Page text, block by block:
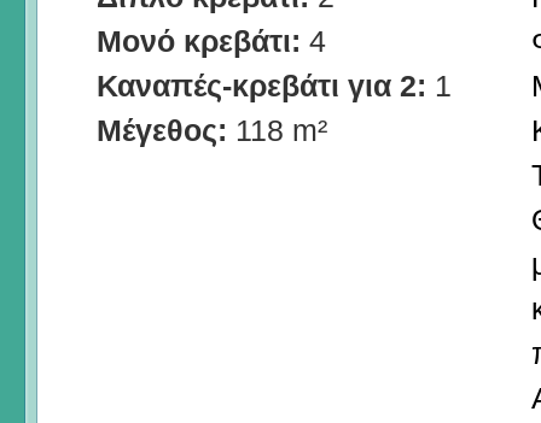
Μονό κρεβάτι: 4
Καναπές-κρεβάτι για 2: 1
Μέγεθος: 118 m²